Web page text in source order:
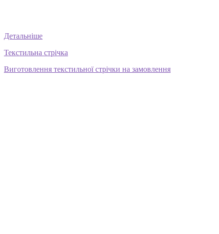
Детальніше
Текстильна стрічка
Виготовлення текстильної стрічки на замовлення